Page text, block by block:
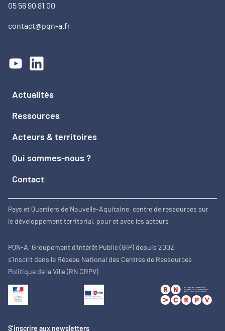
05 56 90 81 00
contact@pqn-a.fr
Actualités
Ressources
Acteurs & territoires
Qui sommes-nous ?
Contact
Pays et Quartiers de Nouvelle-Aquitaine, centre de ressources sur
le développement territorial, pour et avec les acteurs
PQN-A, Groupement d'Intérêt Public (GIP) depuis 2002
s'inscrit dans le Réseau National des Centres de Ressources
Politique de la Ville (RN CRPV)
S’inscrire aux newsletters